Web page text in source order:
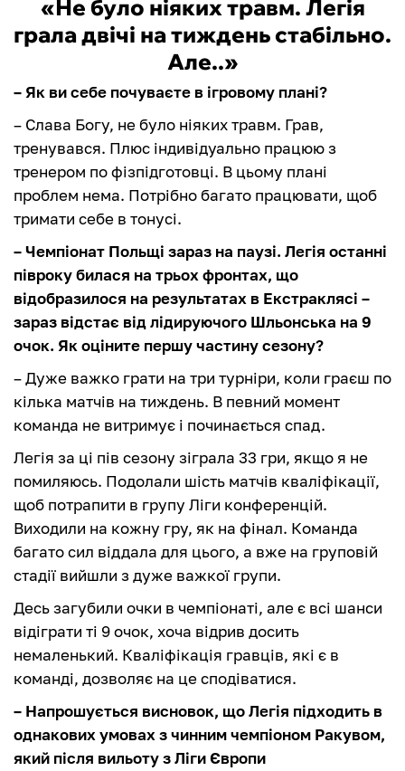
«Не було ніяких травм. Легія
грала двічі на тиждень стабільно.
Але..»
– Як ви себе почуваєте в ігровому плані?
– Слава Богу, не було ніяких травм. Грав,
тренувався. Плюс індивідуально працюю з
тренером по фізпідготовці. В цьому плані
проблем нема. Потрібно багато працювати, щоб
тримати себе в тонусі.
– Чемпіонат Польщі зараз на паузі. Легія останні
півроку билася на трьох фронтах, що
відобразилося на результатах в Екстраклясі –
зараз відстає від лідируючого Шльонська на 9
очок. Як оціните першу частину сезону?
– Дуже важко грати на три турніри, коли граєш по
кілька матчів на тиждень. В певний момент
команда не витримує і починається спад.
Легія за ці пів сезону зіграла 33 гри, якщо я не
помиляюсь. Подолали шість матчів кваліфікації,
щоб потрапити в групу Ліги конференцій.
Виходили на кожну гру, як на фінал. Команда
багато сил віддала для цього, а вже на груповій
стадії вийшли з дуже важкої групи.
Десь загубили очки в чемпіонаті, але є всі шанси
відіграти ті 9 очок, хоча відрив досить
немаленький. Кваліфікація гравців, які є в
команді, дозволяє на це сподіватися.
– Напрошується висновок, що Легія підходить в
однакових умовах з чинним чемпіоном Ракувом,
який після вильоту з Ліги Європи